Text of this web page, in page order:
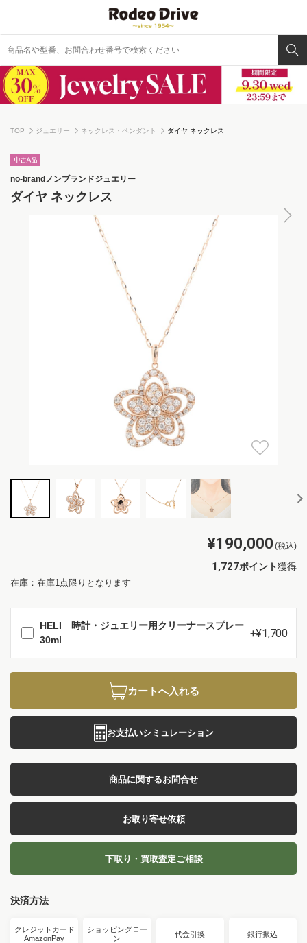
TOP ジュエリー ネックレス・ペンダント ダイヤ ネックレス
no-brand ノンブランドジュエリー
ダイヤ ネックレス
¥190,000 (税込)
1,727ポイント獲得
在庫：在庫1点限りとなります
HELI 時計・ジュエリー用クリーナースプレー
30ml
+¥1,700
カートへ入れる
お支払いシミュレーション
商品に関するお問合せ
お取り寄せ依頼
下取り・買取査定ご相談
決済方法
クレジットカード
AmazonPay
ショッピングロー
ン
代金引換 銀行振込